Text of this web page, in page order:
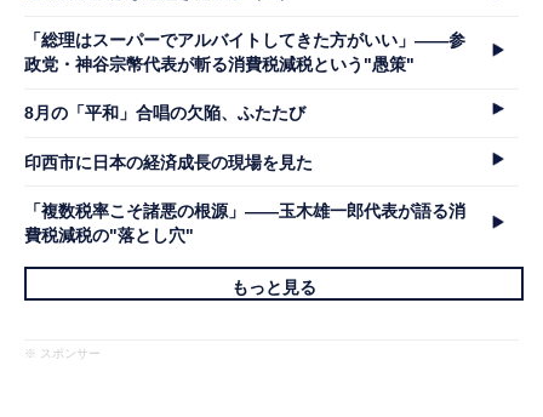
「総理はスーパーでアルバイトしてきた方がいい」――参
政党・神谷宗幣代表が斬る消費税減税という"愚策"
8月の「平和」合唱の欠陥、ふたたび
印西市に日本の経済成長の現場を見た
「複数税率こそ諸悪の根源」――玉木雄一郎代表が語る消
費税減税の"落とし穴"
もっと見る
※ スポンサー